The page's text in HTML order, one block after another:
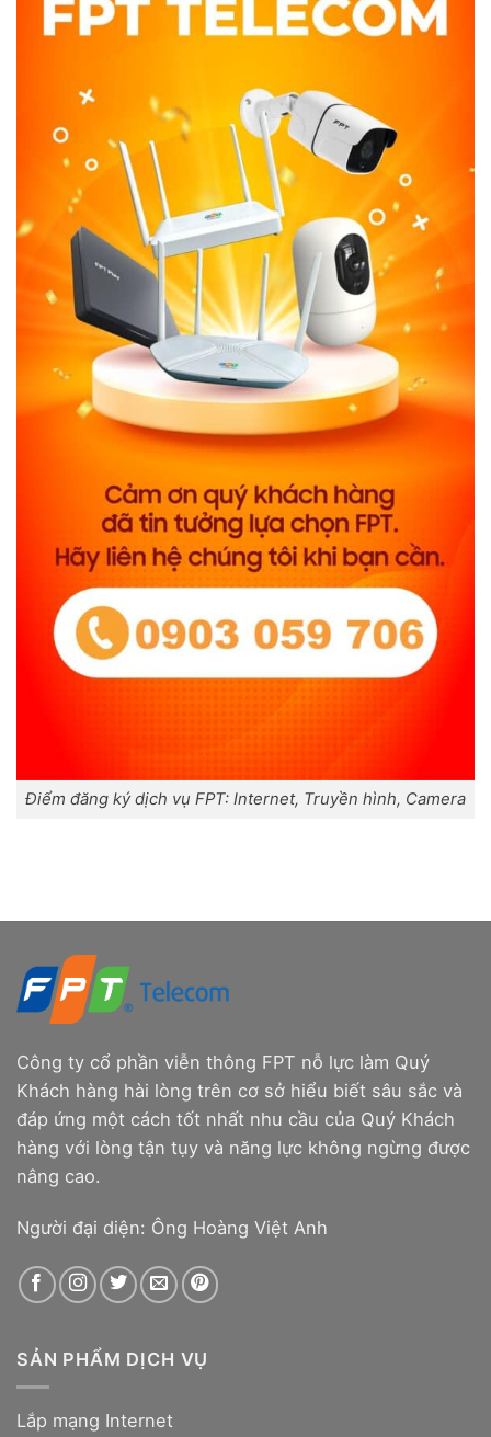
Điểm đăng ký dịch vụ FPT: Internet, Truyền hình, Camera
Công ty cổ phần viễn thông FPT nỗ lực làm Quý
Khách hàng hài lòng trên cơ sở hiểu biết sâu sắc và
đáp ứng một cách tốt nhất nhu cầu của Quý Khách
hàng với lòng tận tụy và năng lực không ngừng được
nâng cao.
Người đại diện: Ông Hoàng Việt Anh
SẢN PHẨM DỊCH VỤ
Lắp mạng Internet